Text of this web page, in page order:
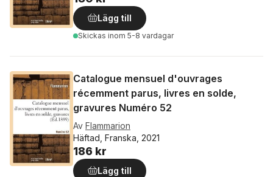
Lägg till
Skickas inom 5-8 vardagar
Catalogue mensuel d'ouvrages
récemment parus, livres en solde,
gravures Numéro 52
Av Flammarion
Häftad, Franska, 2021
186 kr
Lägg till